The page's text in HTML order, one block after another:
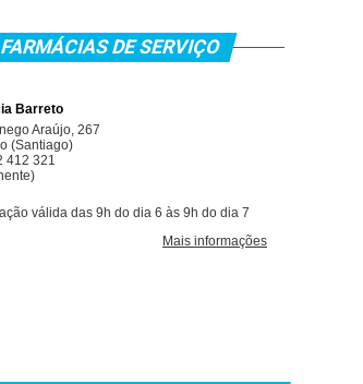
FARMÁCIAS DE SERVIÇO